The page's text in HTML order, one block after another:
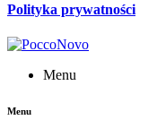
Polityka prywatności
Menu
Menu